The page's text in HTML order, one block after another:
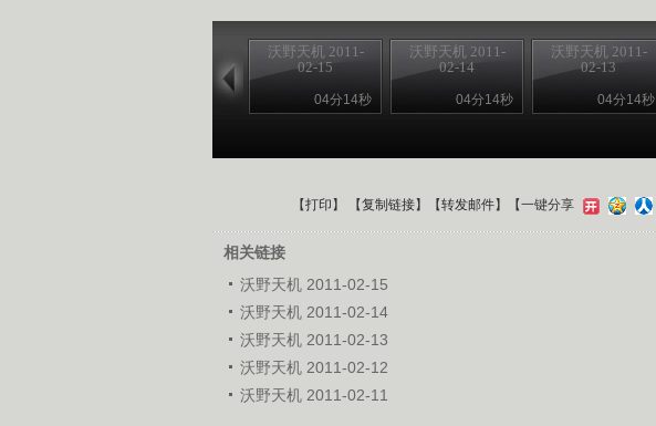
沃野天机 2011-
02-15
04分14秒
沃野天机 2011-
02-14
04分14秒
沃野天机 2011-
02-13
04分14秒
【打印 】 【复制链接】【转发邮件】 【一键分享
相关链接
沃野天机 2011-02-15
沃野天机 2011-02-14
沃野天机 2011-02-13
沃野天机 2011-02-12
沃野天机 2011-02-11